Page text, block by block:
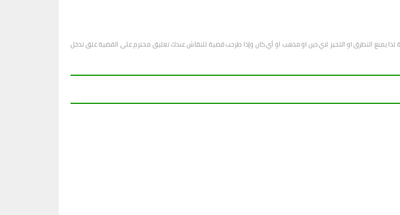
لذا يمنع التطرق او التحيز لاي دين او مذهب او أي كان وإذا طرحت قضية للنقاش عندك تعليق محترم على القضية علق تدخل